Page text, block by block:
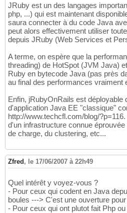
JRuby est un des langages
php, ...) qui est maintenant
saura connecter à du code Java
peut alors effectivement utiliser
depuis JRuby (Web Services et
A terme, on espère que la
threading) de HotSpot (JVM Java)
Ruby en bytecode Java (pas près
au final des performances vraiment
Enfin, jRubyOnRails est déployable
d'application Java EE "classique"
http://www.techcfl.com/blog/
d'un infrastructure connue
de charge, du clustering, etc...
Zfred, le 17/06/2007 à 22h49
Quel intérêt y voyez-vous ?
- Pour ceux qui codent en Java
boules ---> C'est une ouverture
- Pour ceux qui ont plutot fait Php